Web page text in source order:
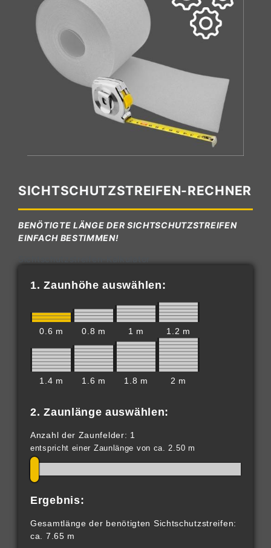
SICHTSCHUTZSTREIFEN-RECHNER
BENÖTIGTE LÄNGE DER SICHTSCHUTZSTREIFEN
EINFACH BESTIMMEN!
1. Zaunhöhe auswählen:
0.6 m 0.8 m 1 m 1.2 m
1.4 m 1.6 m 1.8 m 2 m
2. Zaunlänge auswählen:
Anzahl der Zaunfelder: 1
entspricht einer Zaunlänge von ca. 2.50 m
Ergebnis:
Gesamtlänge der benötigten Sichtschutzstreifen:
ca. 7.65 m